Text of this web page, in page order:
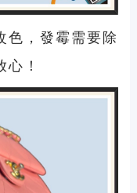
色，發霉需要除
！